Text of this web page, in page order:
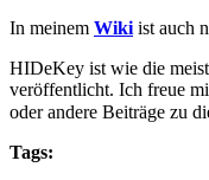
In meinem Wiki ist auch
HIDeKey ist wie die
veröffentlicht. Ich freue
oder andere Beiträge zu
Tags: